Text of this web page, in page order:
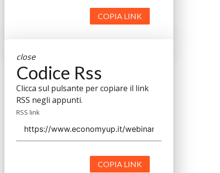
COPIA LINK
close
Codice Rss
Clicca sul pulsante per copiare il link
RSS negli appunti.
RSS link
COPIA LINK